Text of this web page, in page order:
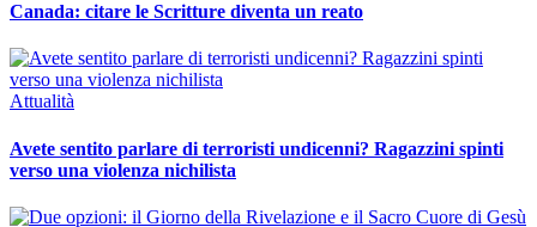
Canada: citare le Scritture diventa un reato
Attualità
Avete sentito parlare di terroristi undicenni? Ragazzini spinti
verso una violenza nichilista